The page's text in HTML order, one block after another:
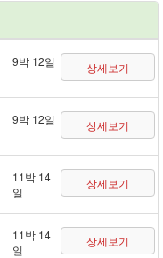
9박 12일 상세보기
9박 12일 상세보기
11박 14
일
상세보기
11박 14
일
상세보기